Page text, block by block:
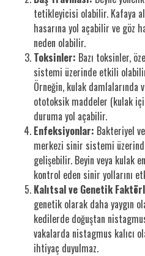
tetikleyicisi olabilir. Kafaya
hasarına yol açabilir ve göz
neden olabilir.
Toksinler: Bazı toksinler,
sistemi üzerinde etkili
Örneğin, kulak damlalarında
ototoksik maddeler (kulak
duruma yol açabilir.
Enfeksiyonlar: Bakteriyel
merkezi sinir sistemi
gelişebilir. Beyin veya kulak
kontrol eden sinir yollarını
Kalıtsal ve Genetik
genetik olarak daha yaygın
kedilerde doğuştan
vakalarda nistagmus kalıcı
ihtiyaç duyulmaz.